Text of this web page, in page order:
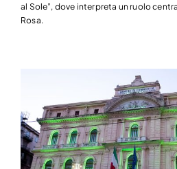
al Sole”, dove interpreta un ruolo
Rosa.